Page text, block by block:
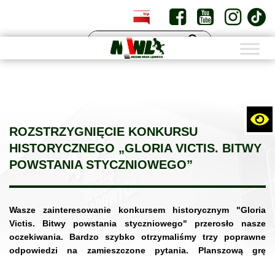
PL EN
ROZSTRZYGNIĘCIE KONKURSU
HISTORYCZNEGO „GLORIA VICTIS. BITWY
POWSTANIA STYCZNIOWEGO”
Wasze zainteresowanie konkursem historycznym "Gloria
Victis. Bitwy powstania styczniowego" przerosło nasze
oczekiwania. Bardzo szybko otrzymaliśmy trzy poprawne
odpowiedzi na zamieszczone pytania. Planszową grę